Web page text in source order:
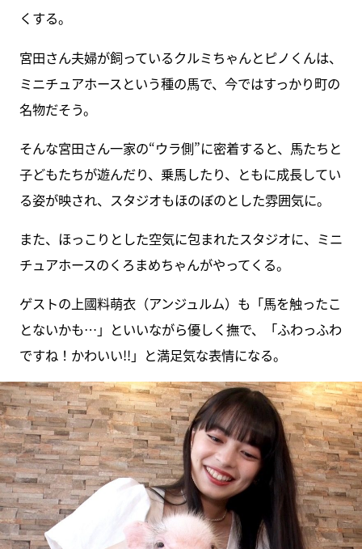
くする。
宮田さん夫婦が飼っているクルミちゃんとピノくんは、
ミニチュアホースという種の馬で、今ではすっかり町の
名物だそう。
そんな宮田さん一家の“ウラ側”に密着すると、馬たちと
子どもたちが遊んだり、乗馬したり、ともに成長してい
る姿が映され、スタジオもほのぼのとした雰囲気に。
また、ほっこりとした空気に包まれたスタジオに、ミニ
チュアホースのくろまめちゃんがやってくる。
ゲストの上國料萌衣（アンジュルム）も「馬を触ったこ
とないかも…」といいながら優しく撫で、「ふわっふわ
ですね！かわいい!!」と満足気な表情になる。